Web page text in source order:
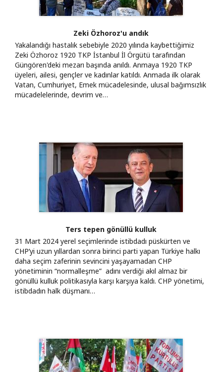
Zeki Özhoroz'u andık
Yakalandığı hastalık sebebiyle 2020 yılında kaybettiğimiz
Zeki Özhoroz 1920 TKP İstanbul İl Örgütü tarafından
Güngören'deki mezarı başında anıldı. Anmaya 1920 TKP
üyeleri, ailesi, gençler ve kadınlar katıldı. Anmada ilk olarak
Vatan, Cumhuriyet, Emek mücadelesinde, ulusal bağımsızlık
mücadelelerinde, devrim ve…
Ters tepen gönüllü kulluk
31 Mart 2024 yerel seçimlerinde istibdadı püskürten ve
CHP’yi uzun yıllardan sonra birinci parti yapan Türkiye halkı
daha seçim zaferinin sevincini yaşayamadan CHP
yönetiminin “normalleşme” adını verdiği akıl almaz bir
gönüllü kulluk politikasıyla karşı karşıya kaldı. CHP yönetimi,
istibdadın halk düşmanı…